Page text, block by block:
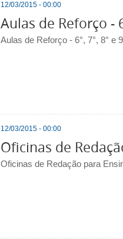
12/03/2015 - 00:00
Aulas de Reforço -
Aulas de Reforço - 6°, 7°, 8° e
12/03/2015 - 00:00
Oficinas de
Oficinas de Redação para